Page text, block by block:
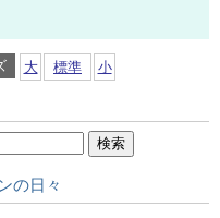
大 標準 小
の日々